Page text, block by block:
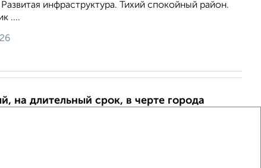
инфраструктура. Тихий спокойный район.
....
на длительный срок, в черте города